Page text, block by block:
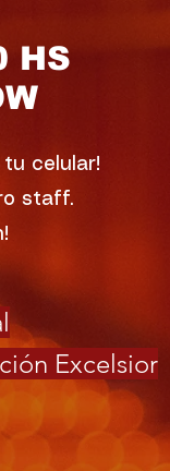
HS
celular!
staff.
Excelsior